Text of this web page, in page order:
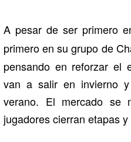
A pesar de ser primero
primero en su grupo de
pensando en reforzar el
van a salir en invierno
verano. El mercado se
jugadores cierran etapas